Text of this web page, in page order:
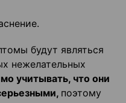
будут являться
нежелательных
учитывать, что они
поэтому